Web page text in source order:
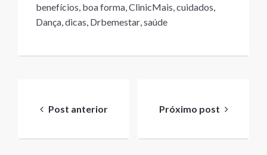
benefícios boa forma ClinicMais cuidados
Dança dicas Drbemestar saúde
Post
Post anterior Próximo post